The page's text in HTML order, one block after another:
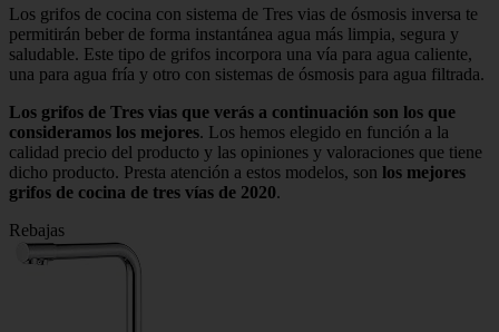
Los grifos de cocina con sistema de Tres vias de ósmosis inversa te
permitirán beber de forma instantánea agua más limpia, segura y
saludable. Este tipo de grifos incorpora una vía para agua caliente,
una para agua fría y otro con sistemas de ósmosis para agua filtrada.
Los grifos de Tres vias que verás a continuación son los que
consideramos los mejores. Los hemos elegido en función a la
calidad precio del producto y las opiniones y valoraciones que tiene
dicho producto. Presta atención a estos modelos, son los mejores
grifos de cocina de tres vías de 2020.
Rebajas